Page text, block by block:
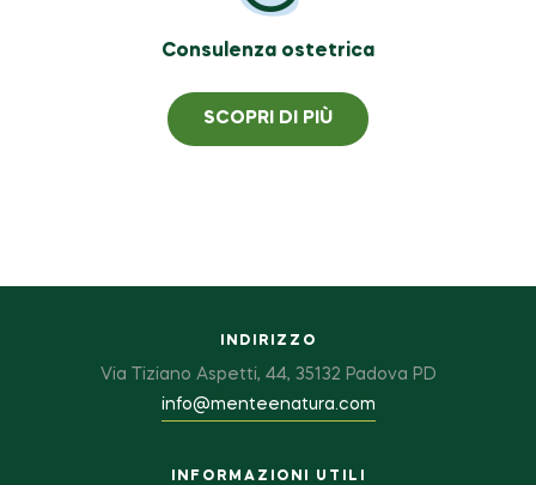
Consulenza ostetrica
SCOPRI DI PIÙ
INDIRIZZO
Via Tiziano Aspetti, 44, 35132 Padova PD
info@menteenatura.com
INFORMAZIONI UTILI